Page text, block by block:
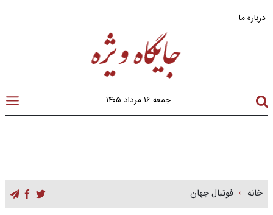
درباره ما
جمعه ۱۶ مرداد ۱۴۰۵
خانه فوتبال جهان